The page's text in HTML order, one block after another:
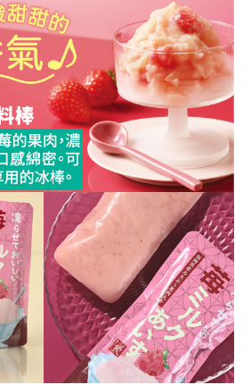
進行付款，方視為交易完成。
不需立刻繳費，但若您需要取消訂單，請聯絡
意取消之訂單仍視為有效，需透過AFTEE先享
先享後付 」之結帳頁面顯示為準，若有關於
退款等相關疑問，請聯繫「AFTEE先享後付
support/home
司提供之「AFTEE先享後付」服務完成之交
供個人資料，並將交易相關給付款項請求債
司。
瀏覽以下網址：
得法定代理人或監護人之同意方可使用
同意申辦者引起之損失，本公司不負相關責
時，將依據個別帳號之用戶狀況，依本公司即
若仍有額度不足之情形，本公司將視審查結果
使用他人資訊註冊。若發現惡意使用之情形，
停止該用戶之使用額度並採取法律行動。